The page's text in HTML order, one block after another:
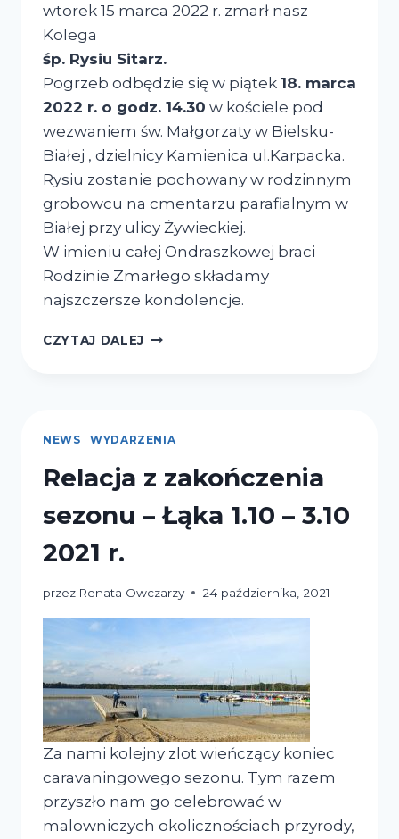
wtorek 15 marca 2022 r. zmarł nasz
Kolega
śp. Rysiu Sitarz.
Pogrzeb odbędzie się w piątek 18. marca
2022 r. o godz. 14.30 w kościele pod
wezwaniem św. Małgorzaty w Bielsku-
Białej , dzielnicy Kamienica ul.Karpacka.
Rysiu zostanie pochowany w rodzinnym
grobowcu na cmentarzu parafialnym w
Białej przy ulicy Żywieckiej.
W imieniu całej Ondraszkowej braci
Rodzinie Zmarłego składamy
najszczersze kondolencje.
CZYTAJ DALEJ
NEWS |WYDARZENIA
Relacja z zakończenia
sezonu – Łąka 1.10 – 3.10
2021 r.
przez Renata Owczarzy 24 października, 2021
Za nami kolejny zlot wieńczący koniec
caravaningowego sezonu. Tym razem
przyszło nam go celebrować w
malowniczych okolicznościach przyrody,